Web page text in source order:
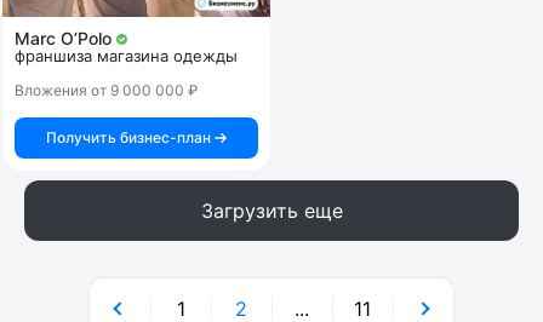
Marc O’Polo
франшиза магазина одежды
Вложения от 9 000 000 ₽
Получить бизнес-план
Загрузить еще
1 2 ... 11